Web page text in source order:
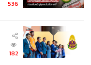
536
182